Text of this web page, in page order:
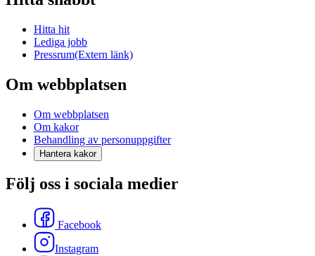
Hitta hit
Lediga jobb
Pressrum(Extern länk)
Om webbplatsen
Om webbplatsen
Om kakor
Behandling av personuppgifter
Hantera kakor
Följ oss i sociala medier
Facebook
Instagram